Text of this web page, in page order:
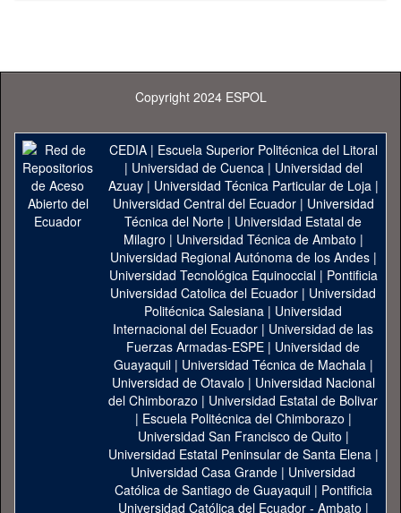
Copyright 2024 ESPOL
CEDIA| Escuela Superior Politécnica del Litoral
| Universidad de Cuenca| Universidad del
Azuay| Universidad Técnica Particular de Loja|
Universidad Central del Ecuador| Universidad
Técnica del Norte | Universidad Estatal de
Milagro | Universidad Técnica de Ambato |
Universidad Regional Autónoma de los Andes|
Universidad Tecnológica Equinoccial| Pontificia
Universidad Catolica del Ecuador | Universidad
Politécnica Salesiana | Universidad
Internacional del Ecuador | Universidad de las
Fuerzas Armadas-ESPE | Universidad de
Guayaquil| Universidad Técnica de Machala|
Universidad de Otavalo | Universidad Nacional
del Chimborazo | Universidad Estatal de Bolivar
| Escuela Politécnica del Chimborazo |
Universidad San Francisco de Quito |
Universidad Estatal Peninsular de Santa Elena|
Universidad Casa Grande | Universidad
Católica de Santiago de Guayaquil| Pontificia
Universidad Católica del Ecuador - Ambato |